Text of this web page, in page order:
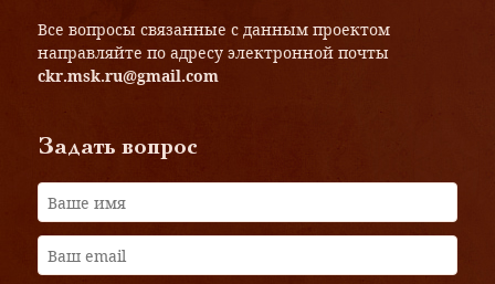
Все вопросы связанные с данным проектом
направляйте по адресу электронной почты
ckr.msk.ru@gmail.com
Задать вопрос